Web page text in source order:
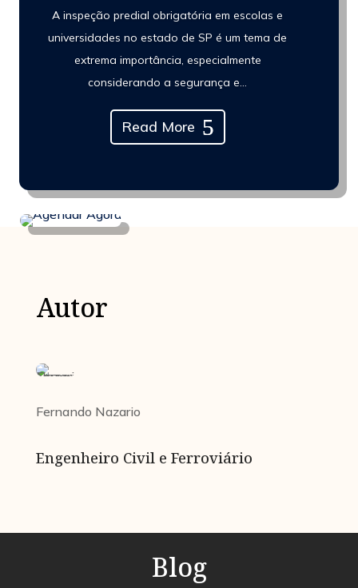
A inspeção predial obrigatória em escolas e
universidades no estado de SP é um tema de
extrema importância, especialmente
considerando a segurança e...
Read More
Autor
Fernando Nazario
Engenheiro Civil e Ferroviário
Blog